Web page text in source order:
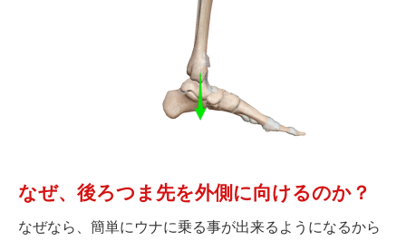
なぜ、後ろつま先を外側に向けるのか？
なぜなら、簡単にウナに乗る事が出来るようになるから